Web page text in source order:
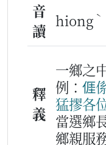
音
讀
hiong ˋ
釋
義
一鄉之
例： 𠊎
猛摎各
當選鄉
鄉親服